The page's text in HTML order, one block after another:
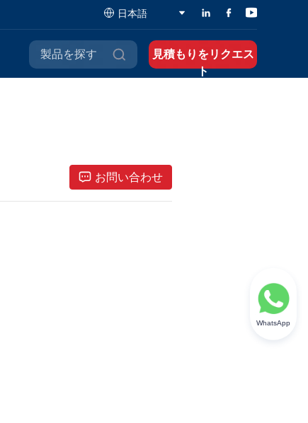
日本語
製品を探す
見積もりをリクエス
ト
お問い合わせ
WhatsApp